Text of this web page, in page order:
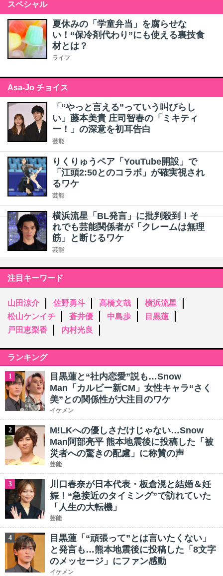
スペシャル
夏休みの「学童弁当」を腐らせな
い！“保冷剤代わり”にも使える裏技食
材とは？
ライフ
Asa-Jo チョイス
「“やっと言える”っていう叫びらし
い」藤本美貴 庄司智春の「ミキティ
ー！」の深意を初耳告白
芸能
りくりゅうペア「YouTube開設」で
「江頭2:50とのコラボ」が確実視され
るワケ
芸能
横浜流星「BL発言」に批判殺到！そ
れでも芸能関係者が「クレームは無理
筋」と断じるワケ
芸能
注目キーワード
山田涼介 佐野勇斗 高橋文哉
横浜流星
松山ケンイチ
蒼井優 中島歩
目黒蓮
戸田恵梨香
内村光良
ランキング
1
目黒蓮と“社内恋愛”説も…Snow
Man「カルビー新CM」女性キャラ“さく
美”との関係性が大注目のワケ
イケメン
2
M!LKへの優しさだけじゃない…Snow
Man阿部亮平 熊本地震後に投稿した「被
災者への驚きの配慮」に称賛の声
芸能
3
川口春奈が日本代表・板倉滉と結婚＆妊
娠！“急接近のタイミング”で訪れていた
「人生の大転機」
芸能
4
目黒蓮「“頑張って”とは言いたくない」
と発言も…熊本地震後に投稿した「8文字
のメッセージ」にファン感動
イケメン